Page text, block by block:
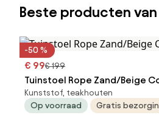
Beste producten
-50 %
€ 99€ 199
Tuinstoel Rope Zand/Beige
Kunststof, teakhouten
Op voorraad
Gratis